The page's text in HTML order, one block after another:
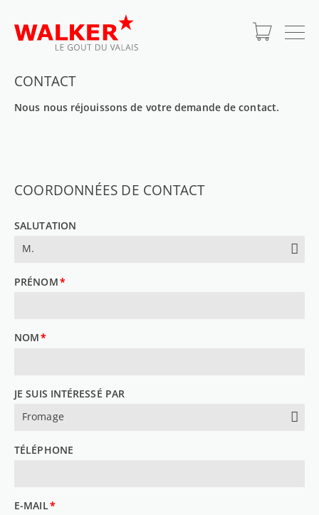
CONTACT
Nous nous réjouissons de votre demande de contact.
COORDONNÉES DE CONTACT
SALUTATION
M.
PRÉNOM*
NOM*
JE SUIS INTÉRESSÉ PAR
Fromage
TÉLÉPHONE
E-MAIL*